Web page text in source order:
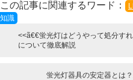
この記事に関連するワード：
知識
蛍光灯はどうやって処分す
について徹底解説
蛍光灯器具の安定器とは